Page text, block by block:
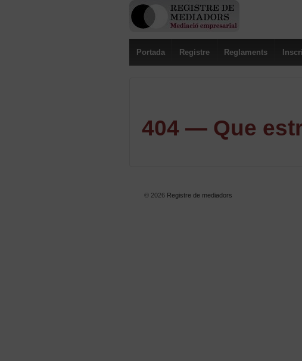
Portada Registre Reglaments
404 — Que
© 2026 Registre de mediadors